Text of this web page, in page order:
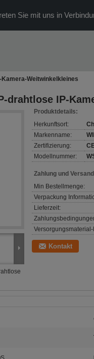
Sie mit uns in
Weitwinkelkleines
drahtlose IP-
Produktdetails:
Herkunftsort:
Markenname:
Zertifizierung:
Modellnummer:
Zahlung und
Min Bestellmenge:
Verpackung
Lieferzeit:
Kontakt